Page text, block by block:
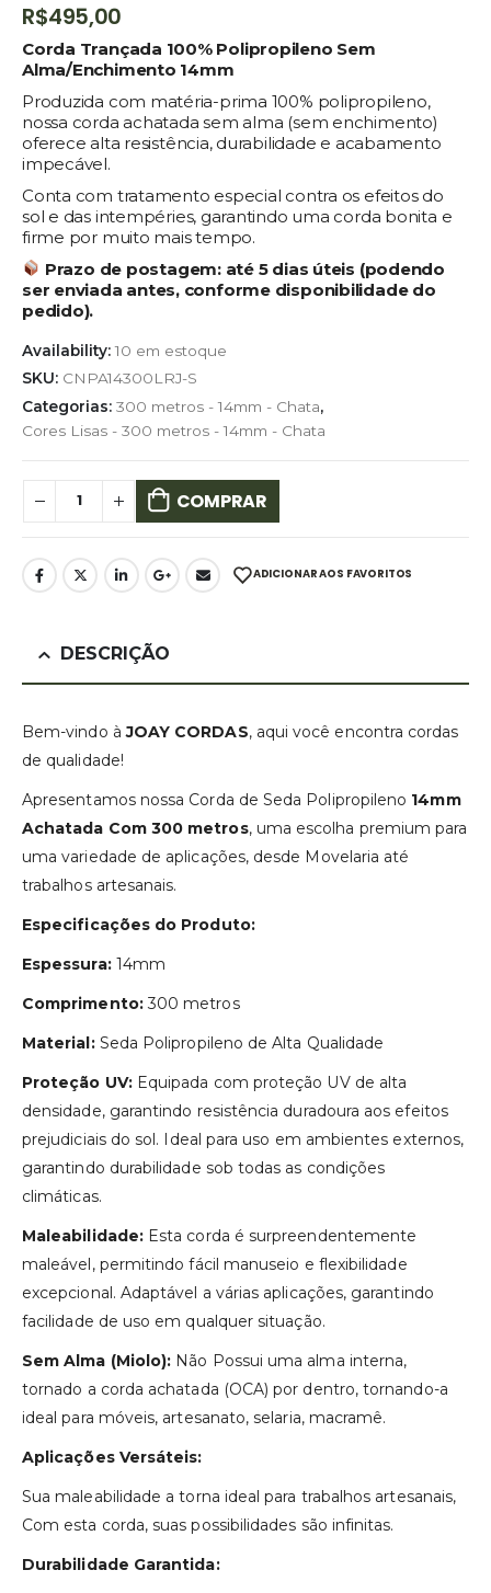
R$495,00
Corda Trançada 100% Polipropileno Sem
Alma/Enchimento 14mm
Produzida com matéria-prima 100% polipropileno,
nossa corda achatada sem alma (sem enchimento)
oferece alta resistência, durabilidade e acabamento
impecável.
Conta com tratamento especial contra os efeitos do
sol e das intempéries, garantindo uma corda bonita e
firme por muito mais tempo.
Prazo de postagem: até 5 dias úteis (podendo
ser enviada antes, conforme disponibilidade do
pedido).
Availability:10 em estoque
SKU: CNPA14300LRJ-S
Categorias: 300 metros - 14mm - Chata,
Cores Lisas - 300 metros - 14mm - Chata
COMPRAR
ADICIONAR AOS FAVORITOS
DESCRIÇÃO
Bem-vindo àJOAY CORDAS, aqui você encontra cordas
de qualidade!
Apresentamos nossa Corda de Seda Polipropileno 14mm
Achatada Com 300 metros, uma escolha premium para
uma variedade de aplicações, desde Movelaria até
trabalhos artesanais.
Especificações do Produto:
Espessura:14mm
Comprimento:300 metros
Material:Seda Polipropileno de Alta Qualidade
Proteção UV:Equipada com proteção UV de alta
densidade, garantindo resistência duradoura aos efeitos
prejudiciais do sol. Ideal para uso em ambientes externos,
garantindo durabilidade sob todas as condições
climáticas.
Maleabilidade:Esta corda é surpreendentemente
maleável, permitindo fácil manuseio e flexibilidade
excepcional. Adaptável a várias aplicações, garantindo
facilidade de uso em qualquer situação.
Sem Alma (Miolo): Não Possui uma alma interna,
tornado a corda achatada (OCA) por dentro, tornando-a
ideal para móveis, artesanato, selaria, macramê.
Aplicações Versáteis:
Sua maleabilidade a torna ideal para trabalhos artesanais,
Com esta corda, suas possibilidades são infinitas.
Durabilidade Garantida: